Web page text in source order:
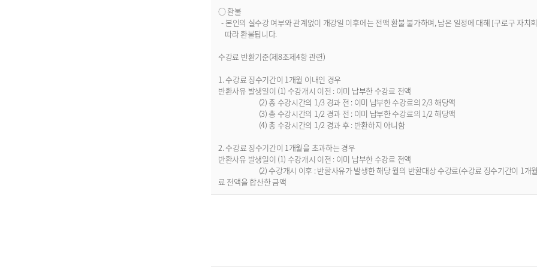
○ 환불
- 본인의 실수강 여부와 관계없이 개강일 이후에는 전액 환불 불가하며, 남은 일정에 대해 [구로구 자
따라 환불됩니다.
수강료 반환기준(제8조제4항 관련)
1. 수강료 징수기간이 1개월 이내인 경우
반환사유 발생일이 (1) 수강개시 이전 : 이미 납부한 수강료 전액
(2) 총 수강시간의 1/3 경과 전 : 이미 납부한 수강료의 2/3 해당액
(3) 총 수강시간의 1/2 경과 전 : 이미 납부한 수강료의 1/2 해당액
(4) 총 수강시간의 1/2 경과 후 : 반환하지 아니함
2. 수강료 징수기간이 1개월을 초과하는 경우
반환사유 발생일이 (1) 수강개시 이전 : 이미 납부한 수강료 전액
(2) 수강개시 이후 : 반환사유가 발생한 해당 월의 반환대상 수강료(수강료 징수기간이 1개월
료 전액을 합산한 금액